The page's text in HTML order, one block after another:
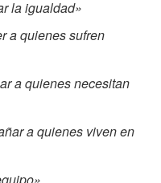
la igualdad»
a quienes sufren
a quienes necesitan
a quienes viven en